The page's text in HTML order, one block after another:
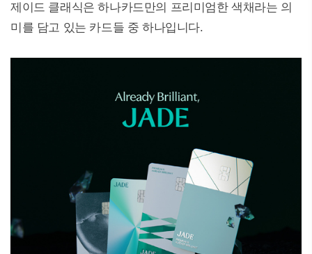
제이드 클래식은 하나카드만의 프리미엄한 색채라는 의
미를 담고 있는 카드들 중 하나입니다.